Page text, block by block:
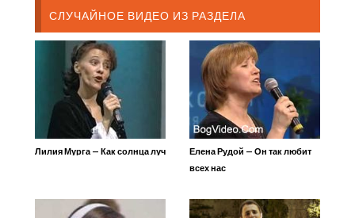
СЛУЧАЙНОЕ ВИДЕО ИЗ РАЗДЕЛА
Лилия Мурга — Как солнца луч
Елена Рудой — Он так любит
всех нас